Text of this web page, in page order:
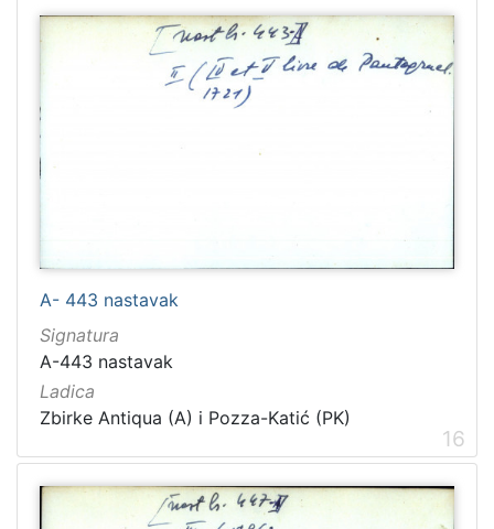
A- 443 nastavak
Signatura
A-443 nastavak
Ladica
Zbirke Antiqua (A) i Pozza-Katić (PK)
16